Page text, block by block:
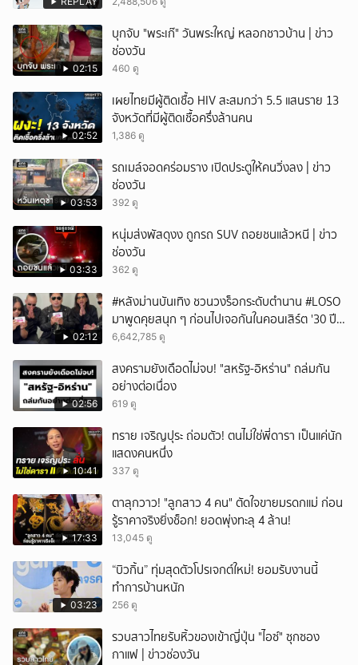
02:15
บุกจับ "พระเก๊" วันพระใหญ่ หลอกชาวบ้าน | ข่าว
ช่องวัน
460 ดู
02:52
เผยไทยมีผู้ติดเชื้อ HIV สะสมกว่า 5.5 แสนราย 13
จังหวัดที่มีผู้ติดเชื้อครึ่งล้านคน
1,386 ดู
03:53
รถเมล์จอดคร่อมราง เปิดประตูให้คนวิ่งลง | ข่าว
ช่องวัน
392 ดู
03:33
หนุ่มส่งพัสดุงง ถูกรถ SUV ถอยชนแล้วหนี | ข่าว
ช่องวัน
362 ดู
02:12
#หลังม่านบันเทิง ชวนวงร็อกระดับตำนาน #LOSO
มาพูดคุยสนุก ๆ ก่อนไปเจอกันในคอนเสิร์ต '30 ปี
LOSO นานเท่าไรก็รอ'
6,642,785 ดู
02:56
สงครามยังเดือดไม่จบ! "สหรัฐ-อิหร่าน" ถล่มกัน
อย่างต่อเนื่อง
619 ดู
10:41
ทราย เจริญปุระ ถ่อมตัว! ตนไม่ใช่พี่ดารา เป็นแค่นัก
แสดงคนหนึ่ง
337 ดู
17:33
ตาลุกวาว! "ลูกสาว 4 คน" ตัดใจขายมรดกแม่ ก่อน
รู้ราคาจริงยิ่งช็อก! ยอดพุ่งทะลุ 4 ล้าน!
13,045 ดู
03:23
“บิวกิ้น” ทุ่มสุดตัวโปรเจกต์ใหม่! ยอมรับงานนี้
ทำการบ้านหนัก
256 ดู
รวบสาวไทยรับหิ้วของเข้าญี่ปุ่น "ไอซ์" ซุกซอง
กาแฟ | ข่าวช่องวัน